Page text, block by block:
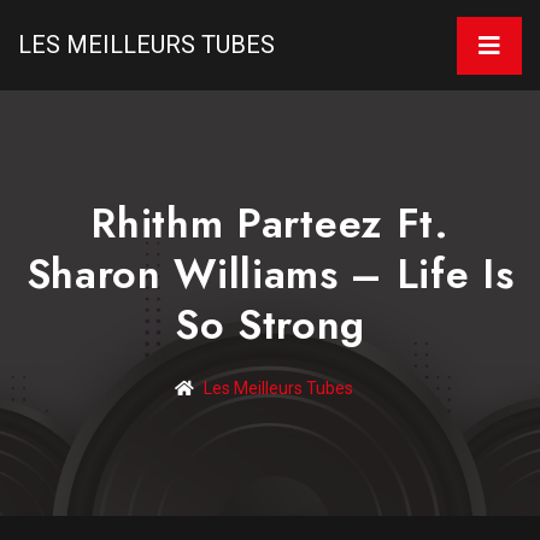
LES MEILLEURS TUBES
Rhithm Parteez Ft.
Sharon Williams – Life Is
So Strong
Les Meilleurs Tubes